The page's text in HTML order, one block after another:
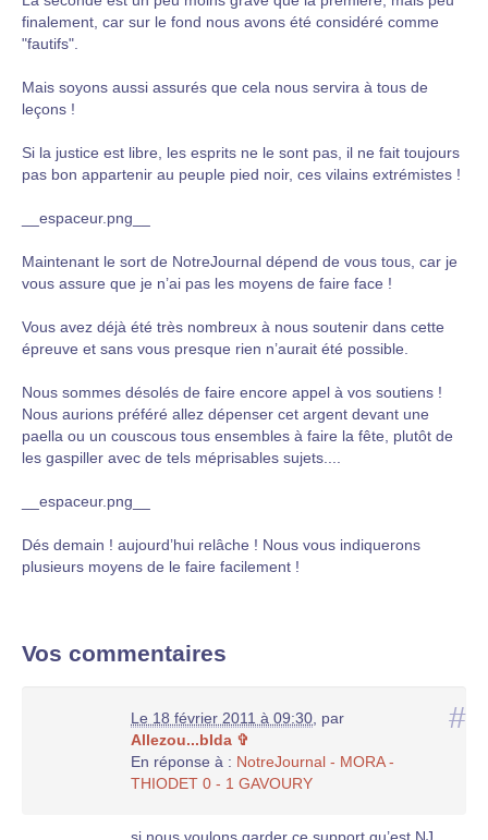
finalement, car sur le fond nous avons été considéré comme
"fautifs".
Mais soyons aussi assurés que cela nous servira à tous de
leçons !
Si la justice est libre, les esprits ne le sont pas, il ne fait toujours
pas bon appartenir au peuple pied noir, ces vilains extrémistes !
__espaceur.png__
Maintenant le sort de NotreJournal dépend de vous tous, car je
vous assure que je n’ai pas les moyens de faire face !
Vous avez déjà été très nombreux à nous soutenir dans cette
épreuve et sans vous presque rien n’aurait été possible.
Nous sommes désolés de faire encore appel à vos soutiens !
Nous aurions préféré allez dépenser cet argent devant une
paella ou un couscous tous ensembles à faire la fête, plutôt de
les gaspiller avec de tels méprisables sujets....
__espaceur.png__
Dés demain ! aujourd’hui relâche ! Nous vous indiquerons
plusieurs moyens de le faire facilement !
Vos commentaires
#
Le 18 février 2011 à 09:30 par
Allezou...bIda ✞
En réponse à : NotreJournal - MORA -
THIODET 0 - 1 GAVOURY